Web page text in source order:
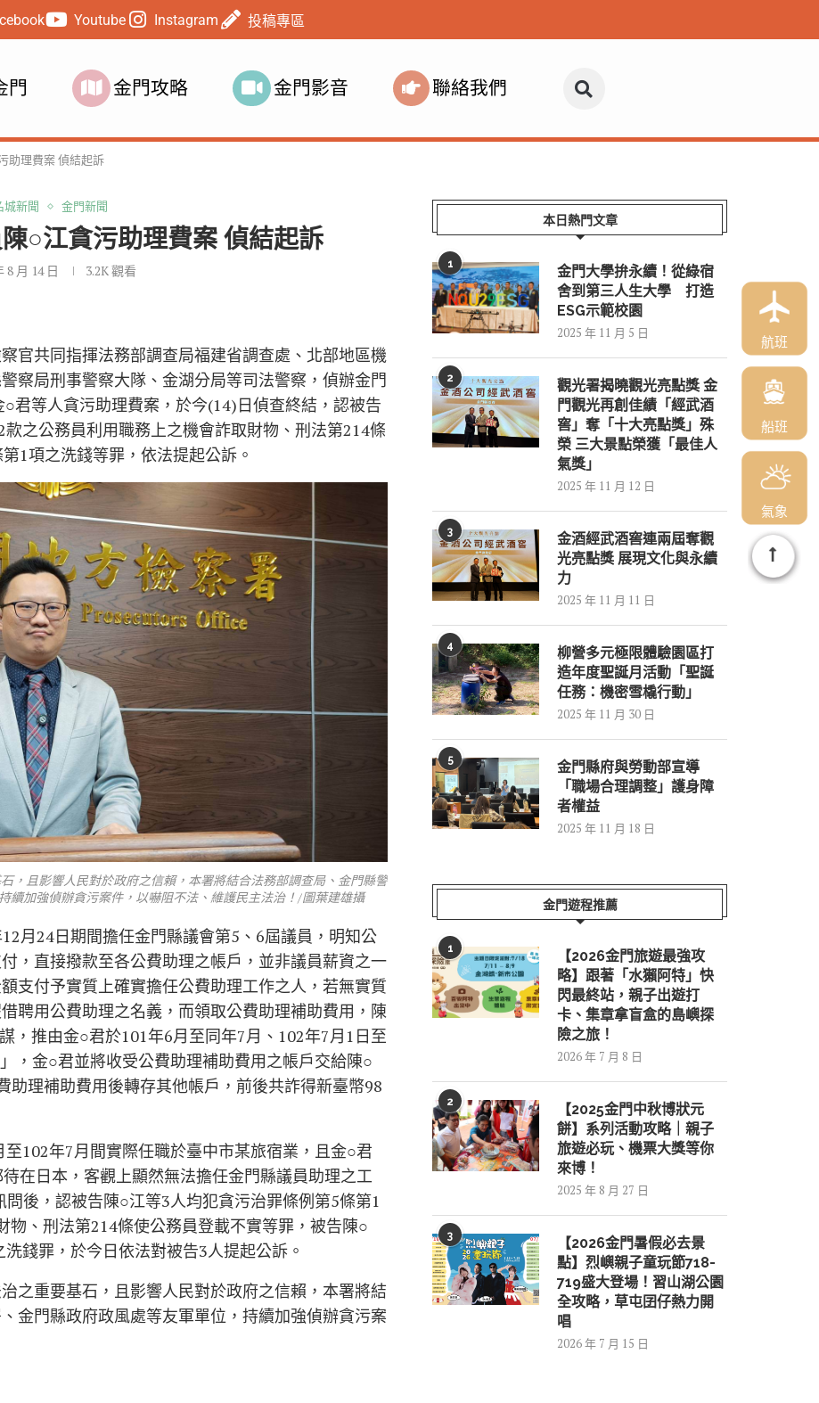
Youtube Instagram 投稿專區
門 金門攻略 金門影音 聯絡我們
助理費案 偵結起訴
城新聞 金門新聞
○江貪污助理費案 偵結起訴
8 月 14 日 3.2K觀看
官共同指揮法務部調查局福建省調查處、北部地區機
察局刑事警察大隊、金湖分局等司法警察，偵辦金門
君等人貪污助理費案，於今(14)日偵查終結，認被告
之公務員利用職務上之機會詐取財物、刑法第214條
1項之洗錢等罪，依法提起公訴。
，且影響人民對於政府之信賴，本署將結合法務部調查局、金門縣警
續加強偵辦貪污案件，以嚇阻不法、維護民主法治！/圖葉建雄攝
月24日期間擔任金門縣議會第5、6屆議員，明知公
，直接撥款至各公費助理之帳戶，並非議員薪資之一
支付予實質上確實擔任公費助理工作之人，若無實質
聘用公費助理之名義，而領取公費助理補助費用，陳
，推由金○君於101年6月至同年7月、102年7月1日至
，金○君並將收受公費助理補助費用之帳戶交給陳○
助理補助費用後轉存其他帳戶，前後共詐得新臺幣98
102年7月間實際任職於臺中市某旅宿業，且金○君
在日本，客觀上顯然無法擔任金門縣議員助理之工
後，認被告陳○江等3人均犯貪污治罪條例第5條第1
、刑法第214條使公務員登載不實等罪，被告陳○
錢罪，於今日依法對被告3人提起公訴。
之重要基石，且影響人民對於政府之信賴，本署將結
金門縣政府政風處等友軍單位，持續加強偵辦貪污案
本日熱門文章
1
金門大學拚永續！從綠宿
舍到第三人生大學 打造
ESG示範校園
2025 年 11 月 5 日
2
觀光署揭曉觀光亮點獎 金
門觀光再創佳績「經武酒
窖」奪「十大亮點獎」殊
榮 三大景點榮獲「最佳人
氣獎」
2025 年 11 月 12 日
3
金酒經武酒窖連兩屆奪觀
光亮點獎 展現文化與永續
力
2025 年 11 月 11 日
4
柳營多元極限體驗園區打
造年度聖誕月活動「聖誕
任務：機密雪橇行動」
2025 年 11 月 30 日
5
金門縣府與勞動部宣導
「職場合理調整」護身障
者權益
2025 年 11 月 18 日
金門遊程推薦
1
【2026金門旅遊最強攻
略】跟著「水獺阿特」快
閃最終站，親子出遊打
卡、集章拿盲盒的島嶼探
險之旅！
2026 年 7 月 8 日
2
【2025金門中秋博狀元
餅】系列活動攻略｜親子
旅遊必玩、機票大獎等你
來博！
2025 年 8 月 27 日
3
【2026金門暑假必去景
點】烈嶼親子童玩節718-
719盛大登場！習山湖公園
全攻略，草屯囝仔熱力開
唱
2026 年 7 月 15 日
航班
船班
氣象